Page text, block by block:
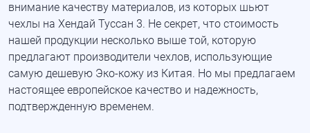
внимание качеству материалов, из которых шьют
чехлы на Хендай Туссан 3. Не секрет, что стоимость
нашей продукции несколько выше той, которую
предлагают производители чехлов, использующие
самую дешевую Эко-кожу из Китая. Но мы предлагаем
настоящее европейское качество и надежность,
подтвержденную временем.